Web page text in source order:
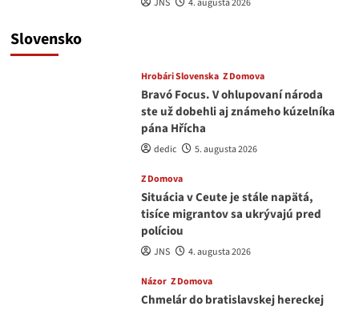
Slovensko
Hrobári Slovenska Z Domova
Bravó Focus. V ohlupovaní národa
ste už dobehli aj známeho kúzelníka
pána Hřícha
dedic 5. augusta 2026
Z Domova
Situácia v Ceute je stále napätá,
tisíce migrantov sa ukrývajú pred
políciou
JNS 4. augusta 2026
Názor Z Domova
Chmelár do bratislavskej hereckej